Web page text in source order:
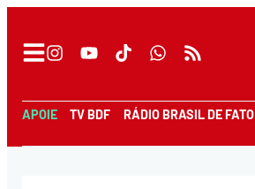
APOIE TV BDF RÁDIO BRASIL DE FATO